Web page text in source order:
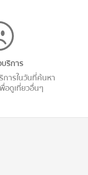
บริการ
การในวันที่ค้นหา
อดูเที่ยวอื่นๆ